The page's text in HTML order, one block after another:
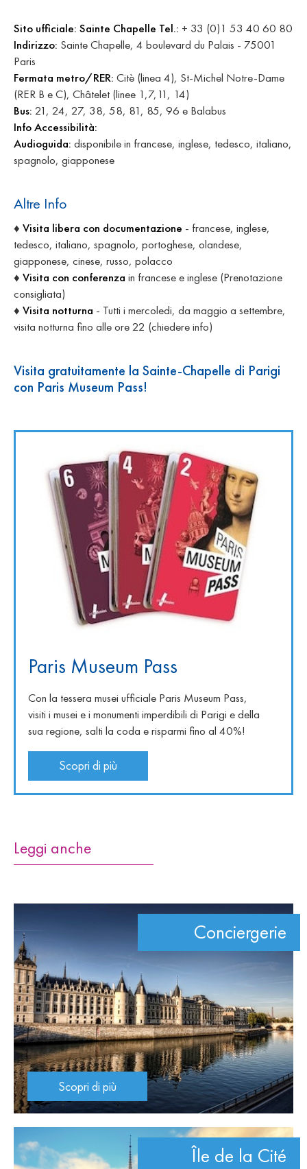
Sito ufficiale: Sainte Chapelle Tel.: + 33 (0)1 53 40 60 80
Indirizzo: Sainte Chapelle, 4 boulevard du Palais - 75001
Paris
Fermata metro/RER: Citè (linea 4), St-Michel Notre-Dame
(RER B e C), Châtelet (linee 1,7,11, 14)
Bus: 21, 24, 27, 38, 58, 81, 85, 96 e Balabus
Info Accessibilità:
Audioguida: disponibile in francese, inglese, tedesco, italiano,
spagnolo, giapponese
Altre Info
♦ Visita libera con documentazione - francese, inglese,
tedesco, italiano, spagnolo, portoghese, olandese,
giapponese, cinese, russo, polacco
♦ Visita con conferenza in francese e inglese (Prenotazione
consigliata)
♦ Visita notturna - Tutti i mercoledi, da maggio a settembre,
visita notturna fino alle ore 22 (chiedere info)
Visita gratuitamente la Sainte-Chapelle di Parigi
con Paris Museum Pass!
Paris Museum Pass
Con la tessera musei ufficiale Paris Museum Pass,
visiti i musei e i monumenti imperdibili di Parigi e della
sua regione, salti la coda e risparmi fino al 40%!
Scopri di più
Leggi anche
Conciergerie
Scopri di più
Île de la Cité